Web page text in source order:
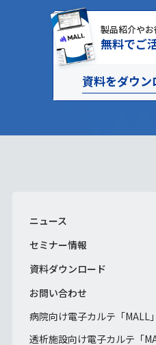
製品紹介や
無料でご
資料をダウン
ニュース
セミナー情報
資料ダウンロード
お問い合わせ
病院向け電子カルテ「MALL」
透析施設向け電子カルテ「